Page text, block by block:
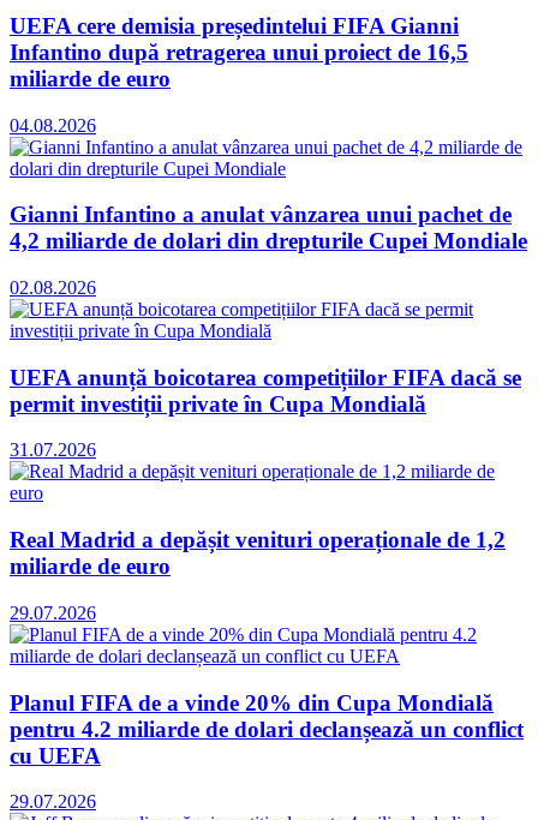
UEFA cere demisia președintelui FIFA Gianni
Infantino după retragerea unui proiect de 16,5
miliarde de euro
04.08.2026
Gianni Infantino a anulat vânzarea unui pachet de
4,2 miliarde de dolari din drepturile Cupei Mondiale
02.08.2026
UEFA anunță boicotarea competițiilor FIFA dacă se
permit investiții private în Cupa Mondială
31.07.2026
Real Madrid a depășit venituri operaționale de 1,2
miliarde de euro
29.07.2026
Planul FIFA de a vinde 20% din Cupa Mondială
pentru 4.2 miliarde de dolari declanșează un conflict
cu UEFA
29.07.2026